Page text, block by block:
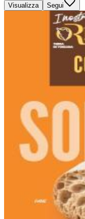
Visualizza Segui